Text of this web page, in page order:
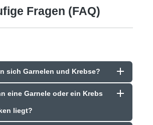
Fragen (FAQ)
sich Garnelen und Krebse?
eine Garnele oder ein Krebs
liegt?